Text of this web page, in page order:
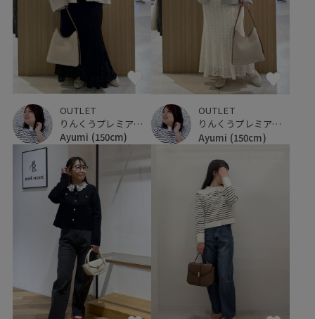
OUTLET
りんくうプレミアム・アウトレット
Ayumi (150cm)
OUTLET
りんくうプレミアム・アウトレット
Ayumi (150cm)